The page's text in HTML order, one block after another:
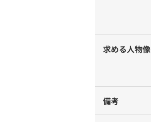
求める人物像
備考